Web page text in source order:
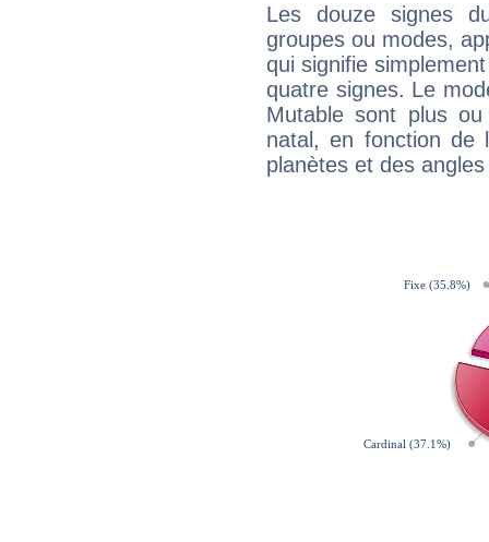
Les douze signes
groupes ou modes,
qui signifie
quatre signes. Le
Mutable sont plus
natal, en fonction de
planètes et des